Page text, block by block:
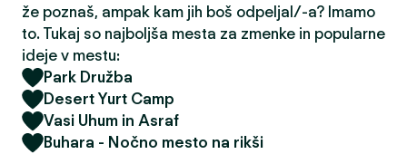
že poznaš, ampak kam jih boš odpeljal/-a? Imamo
to. Tukaj so najboljša mesta za zmenke in popularne
ideje v mestu:
Park Družba
Desert Yurt Camp
Vasi Uhum in Asraf
Buhara - Nočno mesto na rikši